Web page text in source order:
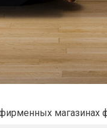
магазинах